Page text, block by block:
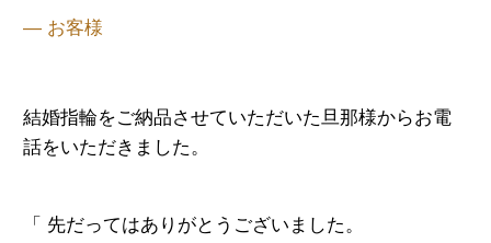
— お客様
結婚指輪をご納品させていただいた旦那様からお電
話をいただきました。
「 先だってはありがとうございました。